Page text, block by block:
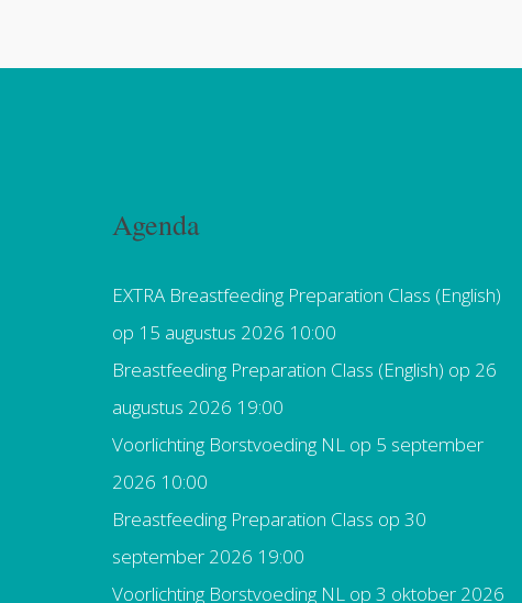
Agenda
EXTRA Breastfeeding Preparation Class (English)
op 15 augustus 2026 10:00
Breastfeeding Preparation Class (English) op 26
augustus 2026 19:00
Voorlichting Borstvoeding NL op 5 september
2026 10:00
Breastfeeding Preparation Class op 30
september 2026 19:00
Voorlichting Borstvoeding NL op 3 oktober 2026